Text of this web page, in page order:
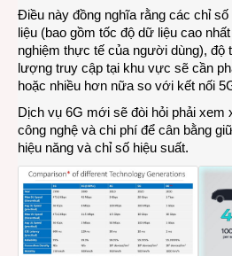
Điều này đồng nghĩa rằng các chỉ
liệu (bao gồm tốc độ dữ liệu cao
nghiệm thực tế của người dùng), độ
lượng truy cập tại khu vực sẽ cần
hoặc nhiều hơn nữa so với kết nối
Dịch vụ 6G mới sẽ đòi hỏi phải xem
công nghệ và chi phí để cân bằng
hiệu năng và chỉ số hiệu suất.